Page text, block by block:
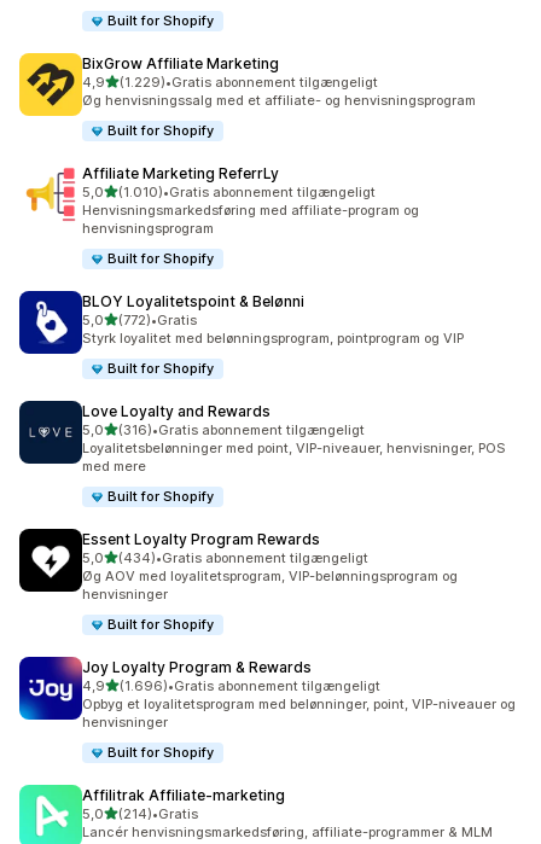
Built for Shopify
BixGrow Affiliate Marketing
4,9ud af 5 stjerner
(1.229)
1229 anmeldelser i alt
•Gratis abonnement tilgængeligt
Øg henvisningssalg med et affiliate- og henvisningsprogram
Built for Shopify
Affiliate Marketing ReferrLy
5,0ud af 5 stjerner
(1.010)
1010 anmeldelser i alt
•Gratis abonnement tilgængeligt
Henvisningsmarkedsføring med affiliate-program og
henvisningsprogram
Built for Shopify
BLOY Loyalitetspoint & Belønni
5,0ud af 5 stjerner
(772)
772 anmeldelser i alt
•Gratis
Styrk loyalitet med belønningsprogram, pointprogram og VIP
Built for Shopify
Love Loyalty and Rewards
5,0ud af 5 stjerner
(316)
316 anmeldelser i alt
•Gratis abonnement tilgængeligt
Loyalitetsbelønninger med point, VIP-niveauer, henvisninger, POS
med mere
Built for Shopify
Essent Loyalty Program Rewards
5,0ud af 5 stjerner
(434)
434 anmeldelser i alt
•Gratis abonnement tilgængeligt
Øg AOV med loyalitetsprogram, VIP-belønningsprogram og
henvisninger
Built for Shopify
Joy Loyalty Program & Rewards
4,9ud af 5 stjerner
(1.696)
1696 anmeldelser i alt
•Gratis abonnement tilgængeligt
Opbyg et loyalitetsprogram med belønninger, point, VIP-niveauer og
henvisninger
Built for Shopify
Affilitrak Affiliate‑marketing
5,0ud af 5 stjerner
(214)
214 anmeldelser i alt
•Gratis
Lancér henvisningsmarkedsføring, affiliate-programmer & MLM